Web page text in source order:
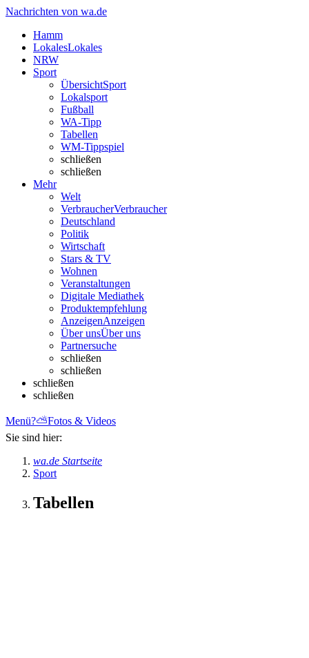
Nachrichten von wa.de
Hamm
LokalesLokales
NRW
Sport
ÜbersichtSport
Lokalsport
Fußball
WA-Tipp
Tabellen
WM-Tippspiel
schließen
schließen
Mehr
Welt
VerbraucherVerbraucher
Deutschland
Politik
Wirtschaft
Stars & TV
Wohnen
Veranstaltungen
Digitale Mediathek
Produktempfehlung
AnzeigenAnzeigen
Über unsÜber uns
Partnersuche
schließen
schließen
schließen
schließen
Menü?⛅Fotos & Videos
Sie sind hier:
wa.de Startseite
Sport
Tabellen